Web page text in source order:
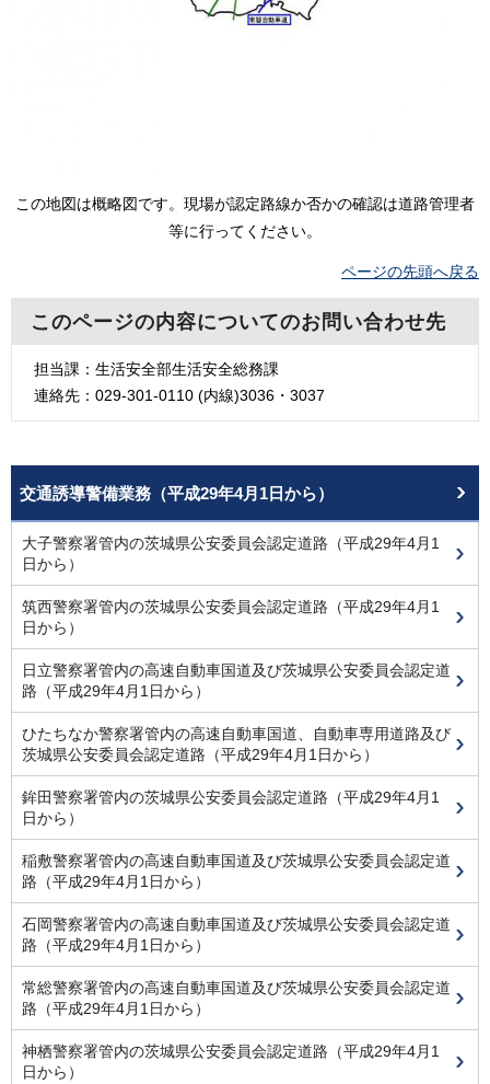
この地図は概略図です。現場が認定路線か否かの確認は道路管理者
等に行ってください。
ページの先頭へ戻る
このページの内容についてのお問い合わせ先
担当課：生活安全部生活安全総務課
連絡先：029-301-0110 (内線)3036・3037
交通誘導警備業務（平成29年4月1日から）
大子警察署管内の茨城県公安委員会認定道路（平成29年4月1
日から）
筑西警察署管内の茨城県公安委員会認定道路（平成29年4月1
日から）
日立警察署管内の高速自動車国道及び茨城県公安委員会認定道
路（平成29年4月1日から）
ひたちなか警察署管内の高速自動車国道、自動車専用道路及び
茨城県公安委員会認定道路（平成29年4月1日から）
鉾田警察署管内の茨城県公安委員会認定道路（平成29年4月1
日から）
稲敷警察署管内の高速自動車国道及び茨城県公安委員会認定道
路（平成29年4月1日から）
石岡警察署管内の高速自動車国道及び茨城県公安委員会認定道
路（平成29年4月1日から）
常総警察署管内の高速自動車国道及び茨城県公安委員会認定道
路（平成29年4月1日から）
神栖警察署管内の茨城県公安委員会認定道路（平成29年4月1
日から）